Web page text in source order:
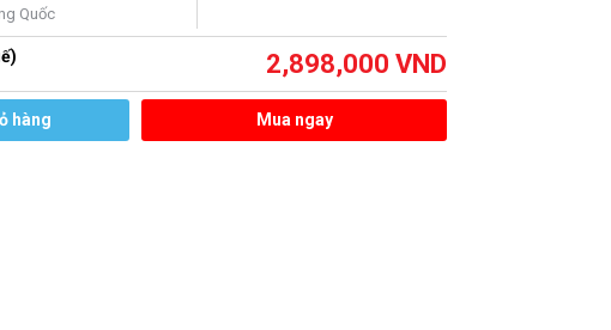
Quốc
2,898,000 VND
hàng Mua ngay